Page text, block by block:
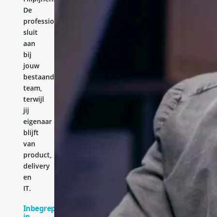
De
professional
sluit
aan
bij
jouw
bestaande
team,
terwijl
jij
eigenaar
blijft
van
product,
delivery
en
IT.
Inbegrepen